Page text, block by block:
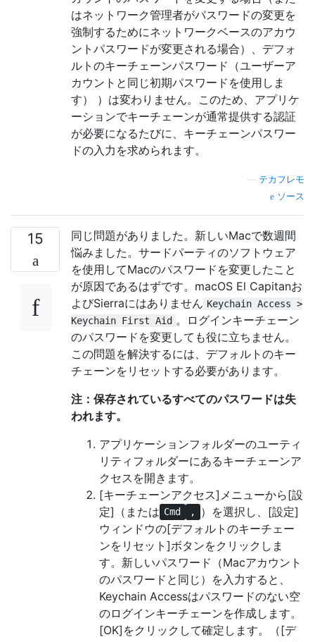
はネットワーク管理者がパスワードの変更を
強制するためにネットワークベースのアカウ
ントパスワードが変更される場合）、デフォ
ルトのキーチェーンパスワード（ユーザーア
カウントと同じ初期パスワードを使用しま
す） ）は変わりません。このため、アプリケ
ーションでキーチェーンが通常提供する認証
が必要になるたびに、キーチェーンパスワー
ドの入力を求められます。
テカフレモ
ソース
15
同じ問題がありました。新しいMacで数週間
悩みました。サードパーティのソフトウェア
を使用してMacのパスワードを変更したこと
が原因であるはずです。macOS El Capitanお
よびSierraにはありません Keychain Access >
Keychain First Aid 。ログインキーチェーン
のパスワードを変更しても役に立ちません。
この問題を解決するには、デフォルトのキー
チェーンをリセットする必要があります。
注：保存されているすべてのパスワードは失
われます。
アプリケーションフォルダーのユーティ
リティフォルダーにあるキーチェーンア
クセスを開きます。
[キーチェーンアクセス]メニューから[設
定]（または Cmd ,
）を選択し、[設定]
ウィンドウの[デフォルトのキーチェー
ンをリセット]ボタンをクリックしま
す。新しいパスワード（Macアカウント
のパスワードと同じ）を入力すると、
Keychain Accessはパスワードのない空
のログインキーチェーンを作成します。
[OK]をクリックして確定します。（[デ